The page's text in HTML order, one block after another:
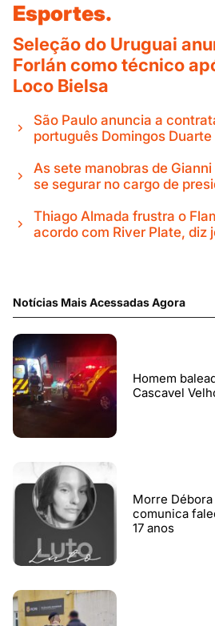
Esportes.
Seleção do Uruguai
Forlán como técnico
Loco Bielsa
São Paulo anuncia a
português Domingos Duarte
As sete manobras de
se segurar no cargo de
Thiago Almada frustra o
acordo com River Plate, diz
Notícias Mais Acessadas Agora
Homem
Cascavel
Morre
comunica
17 anos